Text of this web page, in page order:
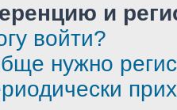
и
войти?
нужно